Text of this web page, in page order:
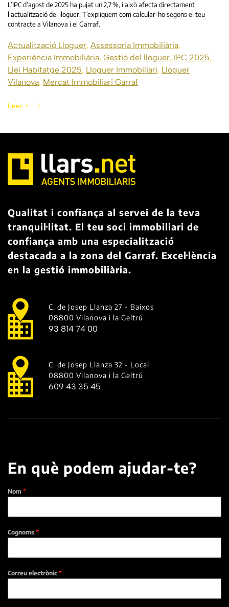
L’IPC d’agost de 2025 ha pujat un 2,7 %, i això afecta directament
l’actualització del lloguer. T’expliquem com calcular-ho segons el teu
contracte a Vilanova i el Garraf.
Actualització Lloguer, Assessoria Immobiliària,
Experiència Immobiliària, Gestió del lloguer, IPC 2025,
Llei Habitatge 2025, Lloguer Immobiliari, Lloguer
Vilanova, Mercat Immobiliari Garraf
Leer +
Qualitat i confiança al servei de la teva
tranquil·litat. El teu soci immobiliari de
confiança amb una especialització
destacada a la zona del Garraf. Excel·lència
en la gestió immobiliària.
C. de Josep Llanza 27 - Baixos
08800 Vilanova i la Geltrú
93 814 74 00
C. de Josep Llanza 32 - Local
08800 Vilanova i la Geltrú
609 43 35 45
En què podem ajudar-te?
Nom *
Cognoms *
Correu electrònic *